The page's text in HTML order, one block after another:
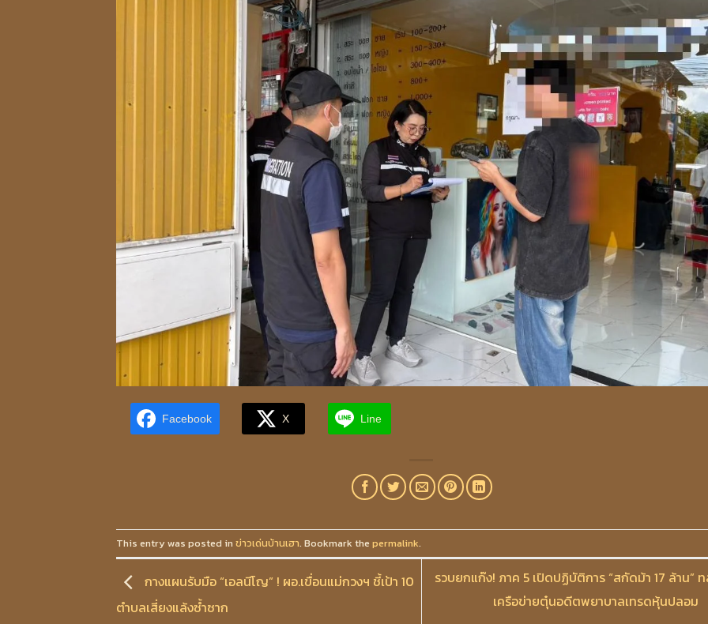
Facebook X Line
This entry was posted in ข่าวเด่นบ้านเฮา. Bookmark the permalink.
กางแผนรับมือ “เอลนีโญ” ! ผอ.เขื่อนแม่กวงฯ ชี้เป้า 10
ตำบลเสี่ยงแล้งซ้ำซาก
รวบยกแก๊ง! ภาค 5 เปิดปฏิบัติการ “สกัดม้า 17 ล้าน”
เครือข่ายตุ๋นอดีตพยาบาลเทรดหุ้นปลอม